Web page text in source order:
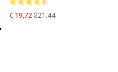
€ 19,72$21.44